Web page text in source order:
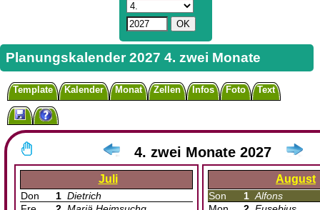
Planungskalender 2027 4. zwei Monate
Template Kalender Monat Zellen Infos Foto Text
4. zwei Monate 2027
Juli
Don 1 Dietrich
August
Son 1 Alfons